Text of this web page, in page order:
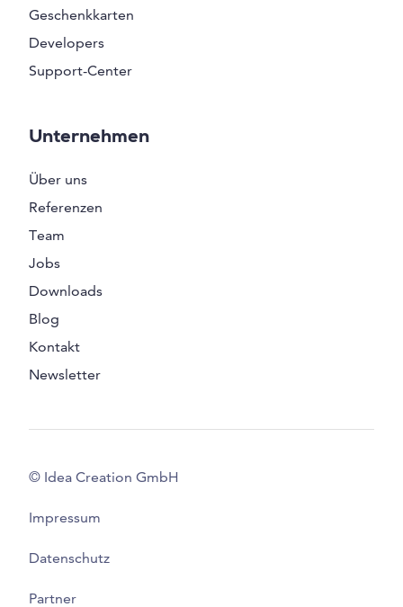
Geschenkkarten
Developers
Support-Center
Unternehmen
Über uns
Referenzen
Team
Jobs
Downloads
Blog
Kontakt
Newsletter
© Idea Creation GmbH
Impressum
Datenschutz
Partner